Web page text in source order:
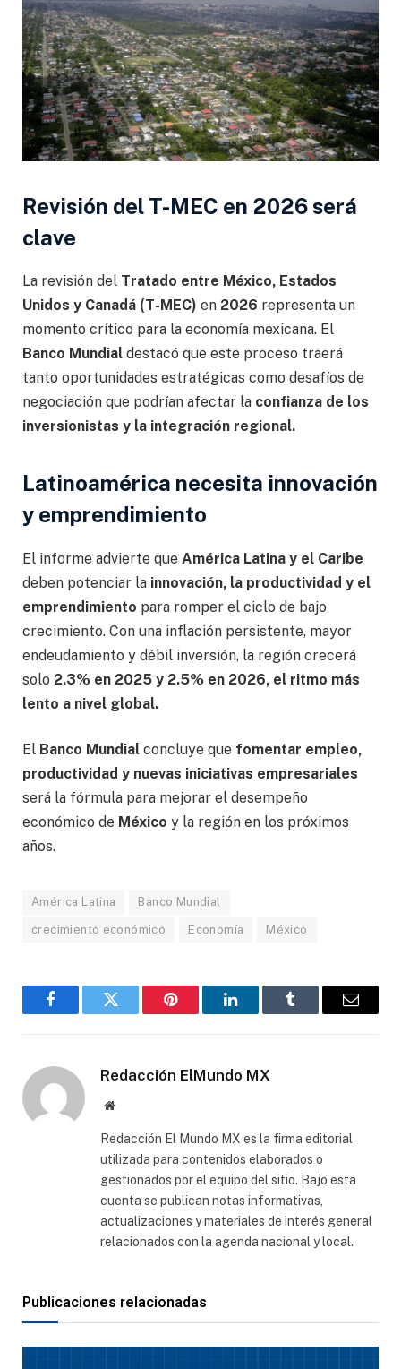
Revisión del T-MEC en 2026 será
clave
La revisión del Tratado entre México, Estados
Unidos y Canadá (T-MEC) en 2026 representa un
momento crítico para la economía mexicana. El
Banco Mundial destacó que este proceso traerá
tanto oportunidades estratégicas como desafíos de
negociación que podrían afectar la confianza de los
inversionistas y la integración regional.
Latinoamérica necesita innovación
y emprendimiento
El informe advierte que América Latina y el Caribe
deben potenciar la innovación, la productividad y el
emprendimiento para romper el ciclo de bajo
crecimiento. Con una inflación persistente, mayor
endeudamiento y débil inversión, la región crecerá
solo 2.3% en 2025 y 2.5% en 2026, el ritmo más
lento a nivel global.
El Banco Mundial concluye que fomentar empleo,
productividad y nuevas iniciativas empresariales
será la fórmula para mejorar el desempeño
económico de México y la región en los próximos
años.
América Latina Banco Mundial
crecimiento económico Economía México
FacebookGorjeo Pinterest LinkedInTumblr
Correo
Redacción ElMundo MX
Sitio
Redacción El Mundo MX es la firma editorial
utilizada para contenidos elaborados o
gestionados por el equipo del sitio. Bajo esta
cuenta se publican notas informativas,
actualizaciones y materiales de interés general
relacionados con la agenda nacional y local.
Publicaciones relacionadas